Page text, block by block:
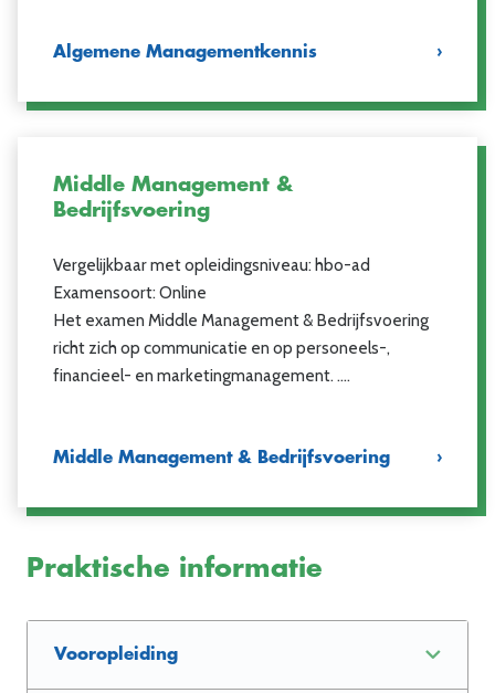
Algemene Managementkennis
Middle Management &
Bedrijfsvoering
Vergelijkbaar met opleidingsniveau: hbo-ad
Examensoort: Online
Het examen Middle Management & Bedrijfsvoering
richt zich op communicatie en op personeels-,
financieel- en marketingmanagement. ….
Middle Management & Bedrijfsvoering
Praktische informatie
Vooropleiding